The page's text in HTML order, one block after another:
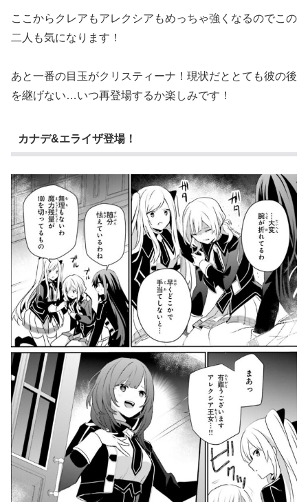
ここからクレアもアレクシアもめっちゃ強くなるのでこの
二人も気になります！
あと一番の目玉がクリスティーナ！現状だととても彼の後
を継げない…いつ再登場するか楽しみです！
カナデ&エライザ登場！